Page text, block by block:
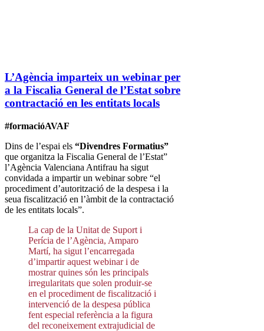
L’Agència imparteix un webinar per
a la Fiscalia General de l’Estat sobre
contractació en les entitats locals
#formacióAVAF
Dins de l’espai els “Divendres Formatius”
que organitza la Fiscalia General de l’Estat”
l’Agència Valenciana Antifrau ha sigut
convidada a impartir un webinar sobre “el
procediment d’autorització de la despesa i la
seua fiscalització en l’àmbit de la contractació
de les entitats locals”.
La cap de la Unitat de Suport i
Perícia de l’Agència, Amparo
Martí, ha sigut l’encarregada
d’impartir aquest webinar i de
mostrar quines són les principals
irregularitats que solen produir-se
en el procediment de fiscalització i
intervenció de la despesa pública
fent especial referència a la figura
del reconeixement extrajudicial de